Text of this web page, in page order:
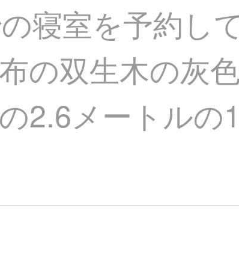
寝室を予約し
の双生木の灰
2.6メートルの